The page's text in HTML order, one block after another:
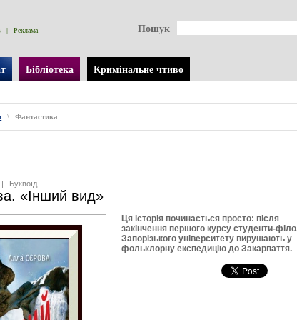
| Реклама Пошук
Бібліотека Кримінальне чтиво
\ Фантастика
| Буквоїд
«Інший вид»
Ця історія починається просто: після
закінчення першого курсу студенти-
Запорізького університету вирушають y
фольклорну експедицію до Закарпаття.